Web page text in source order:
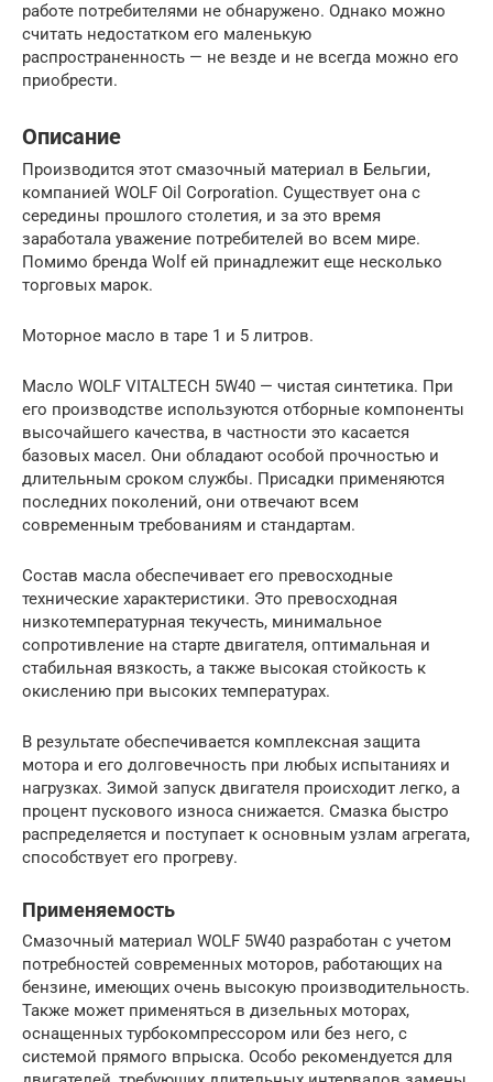
работе потребителями не обнаружено. Однако можно
считать недостатком его маленькую
распространенность — не везде и не всегда можно его
приобрести.
Описание
Производится этот смазочный материал в Бельгии,
компанией WOLF Oil Corporation. Существует она с
середины прошлого столетия, и за это время
заработала уважение потребителей во всем мире.
Помимо бренда Wolf ей принадлежит еще несколько
торговых марок.
Моторное масло в таре 1 и 5 литров.
Масло WOLF VITALTECH 5W40 — чистая синтетика. При
его производстве используются отборные компоненты
высочайшего качества, в частности это касается
базовых масел. Они обладают особой прочностью и
длительным сроком службы. Присадки применяются
последних поколений, они отвечают всем
современным требованиям и стандартам.
Состав масла обеспечивает его превосходные
технические характеристики. Это превосходная
низкотемпературная текучесть, минимальное
сопротивление на старте двигателя, оптимальная и
стабильная вязкость, а также высокая стойкость к
окислению при высоких температурах.
В результате обеспечивается комплексная защита
мотора и его долговечность при любых испытаниях и
нагрузках. Зимой запуск двигателя происходит легко, а
процент пускового износа снижается. Смазка быстро
распределяется и поступает к основным узлам агрегата,
способствует его прогреву.
Применяемость
Смазочный материал WOLF 5W40 разработан с учетом
потребностей современных моторов, работающих на
бензине, имеющих очень высокую производительность.
Также может применяться в дизельных моторах,
оснащенных турбокомпрессором или без него, с
системой прямого впрыска. Особо рекомендуется для